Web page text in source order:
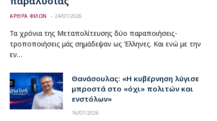
ΑΡΘΡΑ ΦΙΛΩΝ 24/07/2026
Τα χρόνια της Μεταπολίτευσης δύο παραποιήσεις-
τροποποιήσεις μάς σημάδεψαν ως Έλληνες. Και ενώ με την
εν…
Θανάσουλας: «Η κυβέρνηση λύγισε
μπροστά στο «όχι» πολιτών και
ενστόλων»
16/07/2026